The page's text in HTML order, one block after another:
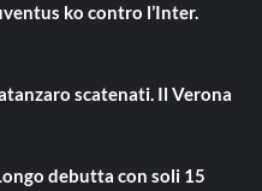
ko contro l’Inter.
scatenati. Il Verona
debutta con soli 15